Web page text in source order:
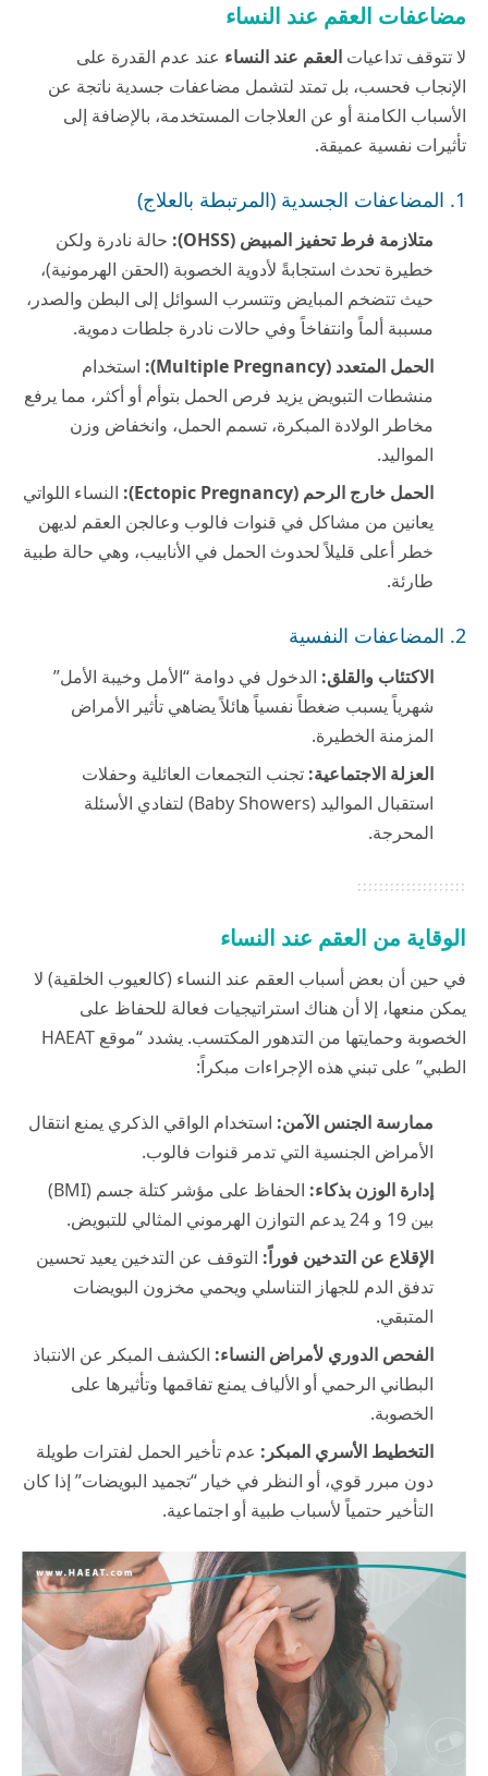
مضاعفات العقم عند النساء
لا تتوقف تداعيات العقم عند النساء عند عدم القدرة على
الإنجاب فحسب، بل تمتد لتشمل مضاعفات جسدية ناتجة عن
الأسباب الكامنة أو عن العلاجات المستخدمة، بالإضافة إلى
تأثيرات نفسية عميقة.
1. المضاعفات الجسدية (المرتبطة بالعلاج)
متلازمة فرط تحفيز المبيض (OHSS):
حالة نادرة ولكن
خطيرة تحدث استجابةً لأدوية الخصوبة (الحقن الهرمونية)،
حيث تتضخم المبايض وتتسرب السوائل إلى البطن والصدر،
مسببة ألماً وانتفاخاً وفي حالات نادرة جلطات دموية.
الحمل المتعدد (Multiple Pregnancy):
استخدام
منشطات التبويض يزيد فرص الحمل بتوأم أو أكثر، مما يرفع
مخاطر الولادة المبكرة، تسمم الحمل، وانخفاض وزن
المواليد.
الحمل خارج الرحم (Ectopic Pregnancy):
النساء اللواتي
يعانين من مشاكل في قنوات فالوب وعالجن العقم لديهن
خطر أعلى قليلاً لحدوث الحمل في الأنابيب، وهي حالة طبية
طارئة.
2. المضاعفات النفسية
الاكتئاب والقلق: الدخول في دوامة “الأمل وخيبة الأمل”
شهرياً يسبب ضغطاً نفسياً هائلاً يضاهي تأثير الأمراض
المزمنة الخطيرة.
العزلة الاجتماعية: تجنب التجمعات العائلية وحفلات
استقبال المواليد (Baby Showers) لتفادي الأسئلة
المحرجة.
الوقاية من العقم عند النساء
في حين أن بعض أسباب العقم عند النساء (كالعيوب الخلقية) لا
يمكن منعها، إلا أن هناك استراتيجيات فعالة للحفاظ على
الخصوبة وحمايتها من التدهور المكتسب. يشدد “موقع HAEAT
الطبي” على تبني هذه الإجراءات مبكراً:
ممارسة الجنس الآمن: استخدام الواقي الذكري يمنع انتقال
الأمراض الجنسية التي تدمر قنوات فالوب.
إدارة الوزن بذكاء:
الحفاظ على مؤشر كتلة جسم (BMI)
بين 19 و 24 يدعم التوازن الهرموني المثالي للتبويض.
الإقلاع عن التدخين فوراً: التوقف عن التدخين يعيد تحسين
تدفق الدم للجهاز التناسلي ويحمي مخزون البويضات
المتبقي.
الفحص الدوري لأمراض النساء: الكشف المبكر عن الانتباذ
البطاني الرحمي أو الألياف يمنع تفاقمها وتأثيرها على
الخصوبة.
التخطيط الأسري المبكر: عدم تأخير الحمل لفترات طويلة
دون مبرر قوي، أو النظر في خيار “تجميد البويضات” إذا كان
التأخير حتمياً لأسباب طبية أو اجتماعية.